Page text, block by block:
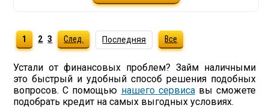
1 2 3 След. Последняя Все
Устали от финансовых проблем? Займ наличными
это быстрый и удобный способ решения подобных
вопросов. С помощью нашего сервисавы сможете
подобрать кредит на самых выгодных условиях.